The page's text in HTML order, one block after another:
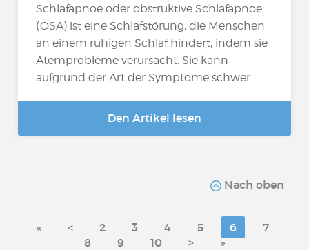
Schlafapnoe oder obstruktive Schlafapnoe
(OSA) ist eine Schlafstörung, die Menschen
an einem ruhigen Schlaf hindert, indem sie
Atemprobleme verursacht. Sie kann
aufgrund der Art der Symptome schwer...
Den Artikel lesen
Nach oben
« < 2 3 4 5 6
7
8
9 10 > »